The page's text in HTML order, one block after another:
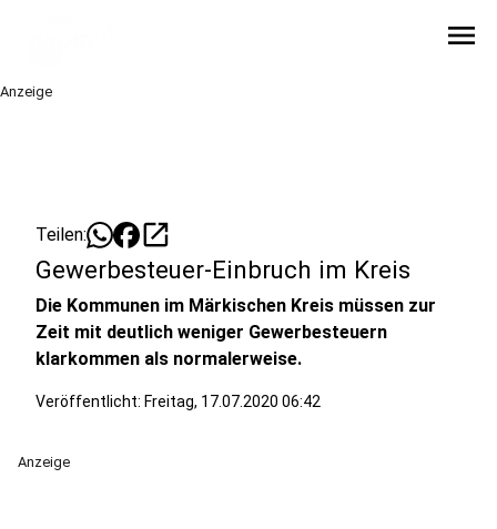
menu
Anzeige
Teilen: open_in_new
Gewerbesteuer-Einbruch im Kreis
Die Kommunen im Märkischen Kreis müssen zur
Zeit mit deutlich weniger Gewerbesteuern
klarkommen als normalerweise.
Veröffentlicht: Freitag, 17.07.2020 06:42
Anzeige